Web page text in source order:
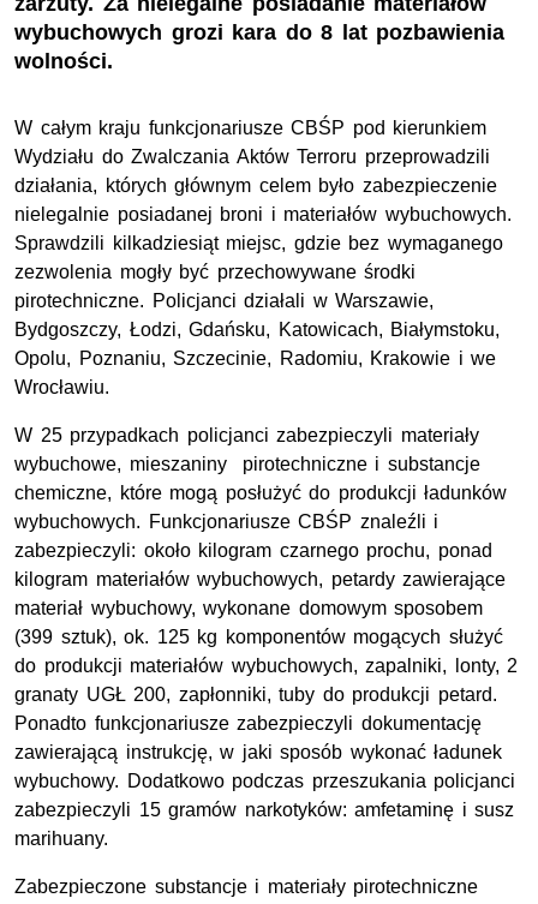
wybuchowych grozi kara do 8 lat pozbawienia
wolności.
W całym kraju funkcjonariusze CBŚP pod kierunkiem
Wydziału do Zwalczania Aktów Terroru przeprowadzili
działania, których głównym celem było zabezpieczenie
nielegalnie posiadanej broni i materiałów wybuchowych.
Sprawdzili kilkadziesiąt miejsc, gdzie bez wymaganego
zezwolenia mogły być przechowywane środki
pirotechniczne. Policjanci działali w Warszawie,
Bydgoszczy, Łodzi, Gdańsku, Katowicach, Białymstoku,
Opolu, Poznaniu, Szczecinie, Radomiu, Krakowie i we
Wrocławiu.
W 25 przypadkach policjanci zabezpieczyli materiały
wybuchowe, mieszaniny pirotechniczne i substancje
chemiczne, które mogą posłużyć do produkcji ładunków
wybuchowych. Funkcjonariusze CBŚP znaleźli i
zabezpieczyli: około kilogram czarnego prochu, ponad
kilogram materiałów wybuchowych, petardy zawierające
materiał wybuchowy, wykonane domowym sposobem
(399 sztuk), ok. 125 kg komponentów mogących służyć
do produkcji materiałów wybuchowych, zapalniki, lonty, 2
granaty UGŁ 200, zapłonniki, tuby do produkcji petard.
Ponadto funkcjonariusze zabezpieczyli dokumentację
zawierającą instrukcję, w jaki sposób wykonać ładunek
wybuchowy. Dodatkowo podczas przeszukania policjanci
zabezpieczyli 15 gramów narkotyków: amfetaminę i susz
marihuany.
Zabezpieczone substancje i materiały pirotechniczne